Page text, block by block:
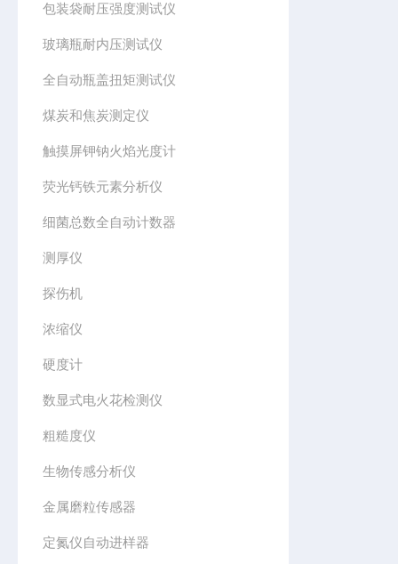
包装袋耐压强度测试仪
玻璃瓶耐内压测试仪
全自动瓶盖扭矩测试仪
煤炭和焦炭测定仪
触摸屏钾钠火焰光度计
荧光钙铁元素分析仪
细菌总数全自动计数器
测厚仪
探伤机
浓缩仪
硬度计
数显式电火花检测仪
粗糙度仪
生物传感分析仪
金属磨粒传感器
定氮仪自动进样器